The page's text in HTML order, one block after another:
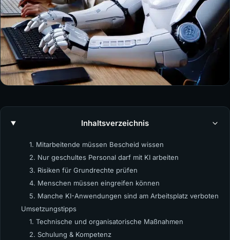
Inhaltsverzeichnis
1. Mitarbeitende müssen Bescheid wissen
2. Nur geschultes Personal darf mit KI arbeiten
3. Risiken für Grundrechte prüfen
4. Menschen müssen eingreifen können
5. Manche KI-Anwendungen sind am Arbeitsplatz verboten
Umsetzungstipps
1. Technische und organisatorische Maßnahmen
2. Schulung & Kompetenz